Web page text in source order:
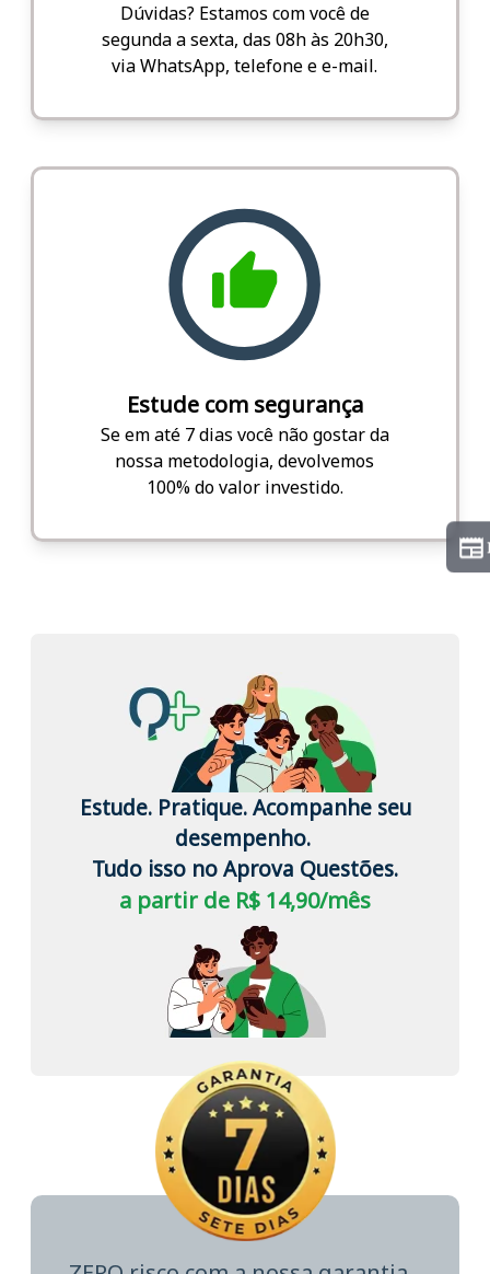
Dúvidas? Estamos com você de
segunda a sexta, das 08h às 20h30,
via WhatsApp, telefone e e-mail.
Estude com segurança
Se em até 7 dias você não gostar da
nossa metodologia, devolvemos
100% do valor investido.
Estude. Pratique. Acompanhe seu
desempenho.
Tudo isso no Aprova Questões.
a partir de R$ 14,90/mês